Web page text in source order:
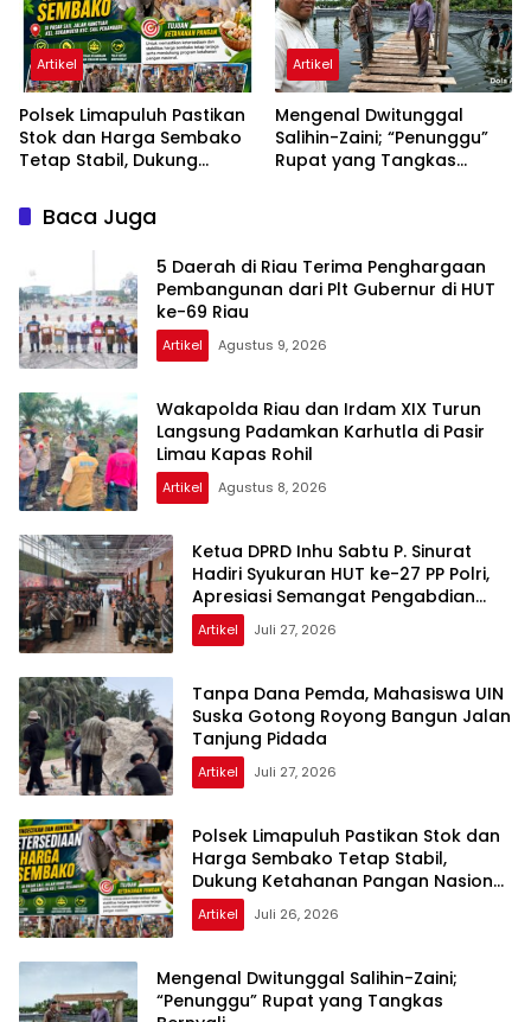
Artikel
Polsek Limapuluh Pastikan
Stok dan Harga Sembako
Tetap Stabil, Dukung
Nasional di Akhir Pekan
Artikel
Mengenal Dwitunggal
Salihin-Zaini; “Penunggu”
Rupat yang Tangkas
Baca Juga
5 Daerah di Riau Terima Penghargaan
Pembangunan dari Plt Gubernur di HUT
ke-69 Riau
Artikel Agustus 9, 2026
Wakapolda Riau dan Irdam XIX Turun
Langsung Padamkan Karhutla di Pasir
Limau Kapas Rohil
Artikel Agustus 8, 2026
Ketua DPRD Inhu Sabtu P. Sinurat
Hadiri Syukuran HUT ke-27 PP Polri,
Apresiasi Semangat Pengabdian
Purnawirawan
Artikel Juli 27, 2026
Tanpa Dana Pemda, Mahasiswa UIN
Suska Gotong Royong Bangun Jalan
Tanjung Pidada
Artikel Juli 27, 2026
Polsek Limapuluh Pastikan Stok dan
Harga Sembako Tetap Stabil,
Dukung Ketahanan Pangan Nasional
di Akhir Pekan
Artikel Juli 26, 2026
Mengenal Dwitunggal Salihin-Zaini;
“Penunggu” Rupat yang Tangkas